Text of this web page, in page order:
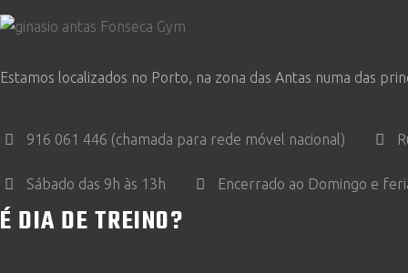
Estamos localizados no Porto, na zona das Antas numa das
916 061 446 (chamada para rede móvel nacional)
Sábado das 9h às 13h Encerrado ao Domingo e
É DIA DE TREINO?